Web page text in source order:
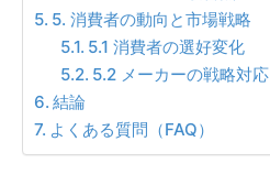
5. 消費者の動向と市場戦略
5.1 消費者の選好変化
5.2 メーカーの戦略対応
結論
よくある質問（FAQ）